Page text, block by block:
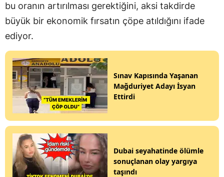
bu oranın artırılması gerektiğini, aksi takdirde
büyük bir ekonomik fırsatın çöpe atıldığını ifade
ediyor.
Sınav Kapısında Yaşanan
Mağduriyet Adayı İsyan
Ettirdi
Dubai seyahatinde ölümle
sonuçlanan olay yargıya
taşındı